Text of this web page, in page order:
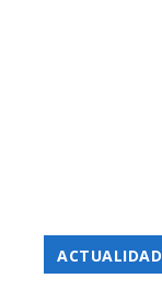
ACTUALIDAD